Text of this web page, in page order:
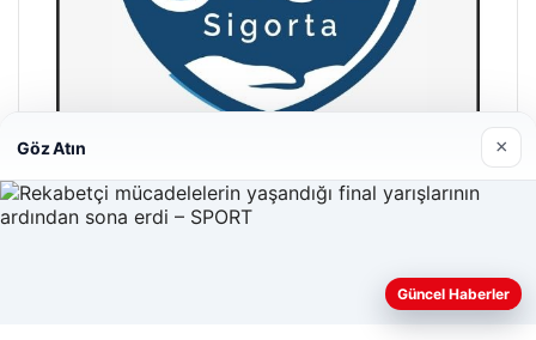
Web sitemizi nasıl kullandığınızı daha iyi anlayabilmek,
Göz Atın ×
Güncel Haberler